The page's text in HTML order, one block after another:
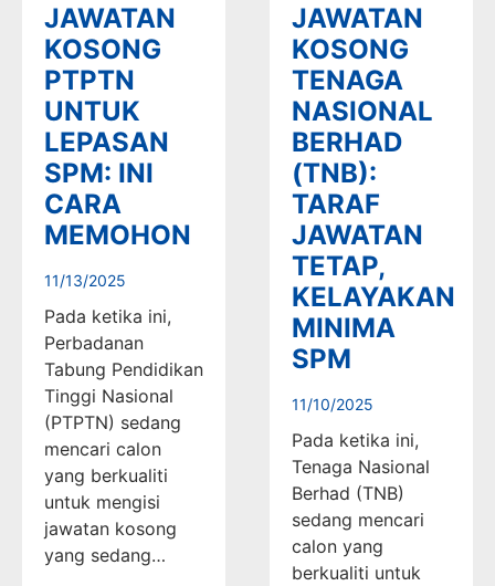
JAWATAN
KOSONG
PTPTN
UNTUK
LEPASAN
SPM: INI
CARA
MEMOHON
11/13/2025
Pada ketika ini,
Perbadanan
Tabung Pendidikan
Tinggi Nasional
(PTPTN) sedang
mencari calon
yang berkualiti
untuk mengisi
jawatan kosong
yang sedang…
JAWATAN
KOSONG
TENAGA
NASIONAL
BERHAD
(TNB):
TARAF
JAWATAN
TETAP,
KELAYAKAN
MINIMA
SPM
11/10/2025
Pada ketika ini,
Tenaga Nasional
Berhad (TNB)
sedang mencari
calon yang
berkualiti untuk